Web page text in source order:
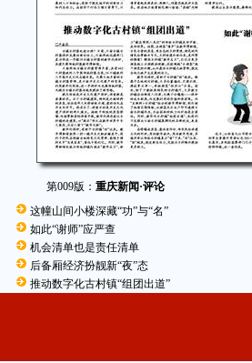
第009版：重庆新闻·评论
这幢山间小楼深藏“功”与“名”
如此“谢师”应严查
机会清单也是责任清单
后备厢经济扮靓新“夜”态
推动数字化古村镇“组团出道”